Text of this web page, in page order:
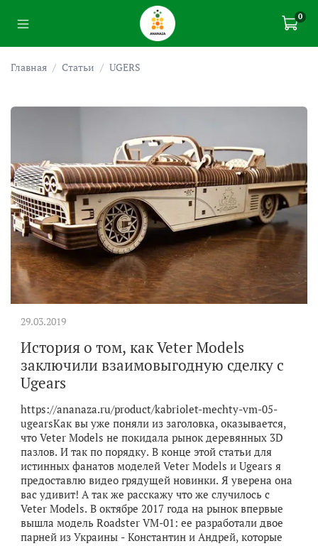
0
Главная Статьи UGERS
История о том, как Veter Models
заключили взаимовыгодную сделку с
Ugears
https://ananaza.ru/product/kabriolet-mechty-vm-05-
ugearsКак вы уже поняли из заголовка, оказывается,
что Veter Models не покидала рынок деревянных 3D
пазлов. И так по порядку. В конце этой статьи для
истинных фанатов моделей Veter Models и Ugears я
предоставлю видео грядущей новинки. Я уверена она
вас удивит! А так же расскажу что же случилось с
Veter Models. В октябре 2017 года на рынок впервые
вышла модель Roadster VM-01: ее разработали двое
парней из Украины - Константин и Андрей, которые
29.03.2019